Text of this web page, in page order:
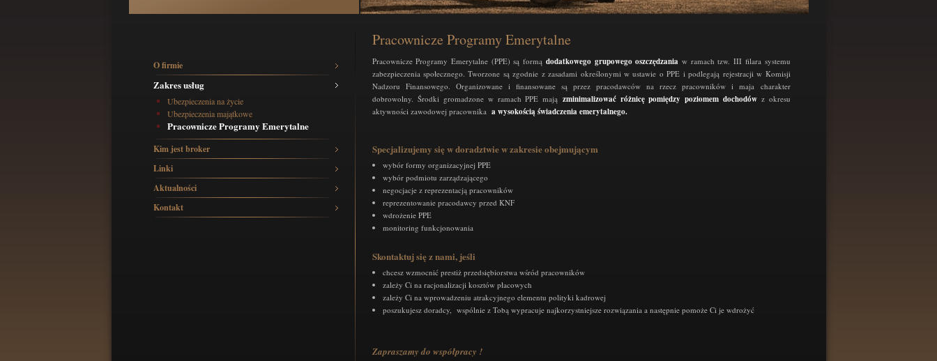
O firmie
Zakres usług
Ubezpieczenia na życie
Ubezpieczenia majątkowe
Pracownicze Programy Emerytalne
Kim jest broker
Linki
Aktualności
Kontakt
Pracownicze Programy Emerytalne
Pracownicze Programy Emerytalne (PPE) są formą dodatkowego grupowego oszczędzania w ramach tzw. III filara systemu
zabezpieczenia społecznego. Tworzone są zgodnie z zasadami określonymi w ustawie o PPE i podlegają rejestracji w Komisji
Nadzoru Finansowego. Organizowane i finansowane są przez pracodawców na rzecz pracowników i maja charakter
dobrowolny. Środki gromadzone w ramach PPE mają zminimalizować różnicę pomiędzy poziomem dochodów z okresu
aktywności zawodowej pracownika a wysokością świadczenia emerytalnego.
Specjalizujemy się w doradztwie w zakresie obejmującym
wybór formy organizacyjnej PPE
wybór podmiotu zarządzającego
negocjacje z reprezentacją pracowników
reprezentowanie pracodawcy przed KNF
wdrożenie PPE
monitoring funkcjonowania
Skontaktuj się z nami, jeśli
chcesz wzmocnić prestiż przedsiębiorstwa wśród pracowników
zależy Ci na racjonalizacji kosztów płacowych
zależy Ci na wprowadzeniu atrakcyjnego elementu polityki kadrowej
poszukujesz doradcy, wspólnie z Tobą wypracuje najkorzystniejsze rozwiązania a następnie pomoże Ci je wdrożyć
Zapraszamy do współpracy !